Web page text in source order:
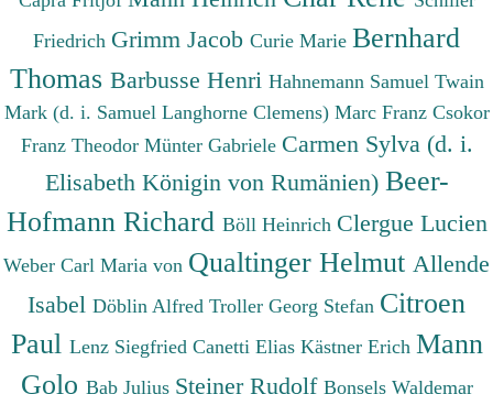
Friedrich Grimm Jacob Curie Marie Bernhard
Thomas Barbusse Henri Hahnemann Samuel Twain
Mark (d. i. Samuel Langhorne Clemens) Marc Franz Csokor
Franz Theodor Münter Gabriele Carmen Sylva (d. i.
Elisabeth Königin von Rumänien) Beer-
Hofmann Richard Böll Heinrich Clergue Lucien
Weber Carl Maria von Qualtinger Helmut Allende
Isabel Döblin Alfred Troller Georg Stefan Citroen
Paul Lenz Siegfried Canetti Elias Kästner Erich Mann
Golo Bab Julius Steiner Rudolf Bonsels Waldemar